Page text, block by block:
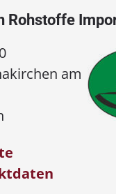
Rohstoffe
am